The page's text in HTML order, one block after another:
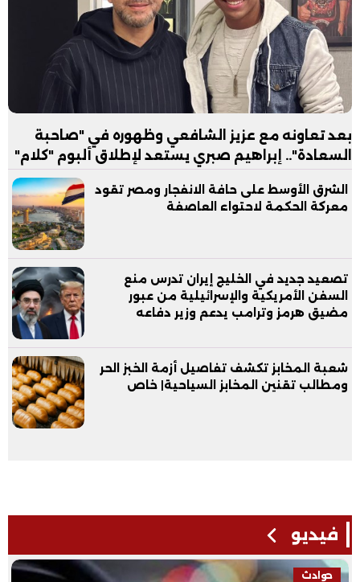
بعد تعاونه مع عزيز الشافعي وظهوره في "صاحبة
السعادة".. إبراهيم صبري يستعد لإطلاق ألبوم "كلام"
الشرق الأوسط على حافة الانفجار ومصر تقود
معركة الحكمة لاحتواء العاصفة
تصعيد جديد في الخليج إيران تدرس منع
السفن الأمريكية والإسرائيلية من عبور
مضيق هرمز وترامب يدعم وزير دفاعه
شعبة المخابز تكشف تفاصيل أزمة الخبز الحر
ومطالب تقنين المخابز السياحية| خاص
فيديو
حوادث